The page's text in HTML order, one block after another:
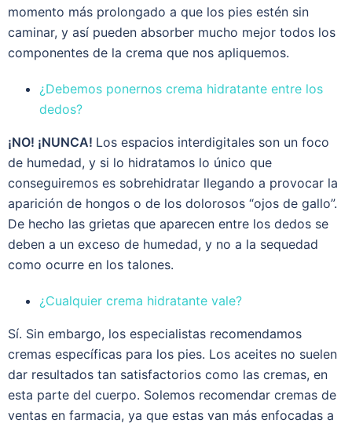
momento más prolongado a que los pies estén sin
caminar, y así pueden absorber mucho mejor todos los
componentes de la crema que nos apliquemos.
¿Debemos ponernos crema hidratante entre los
dedos?
¡NO! ¡NUNCA! Los espacios interdigitales son un foco
de humedad, y si lo hidratamos lo único que
conseguiremos es sobrehidratar llegando a provocar la
aparición de hongos o de los dolorosos “ojos de gallo”.
De hecho las grietas que aparecen entre los dedos se
deben a un exceso de humedad, y no a la sequedad
como ocurre en los talones.
¿Cualquier crema hidratante vale?
Sí. Sin embargo, los especialistas recomendamos
cremas específicas para los pies. Los aceites no suelen
dar resultados tan satisfactorios como las cremas, en
esta parte del cuerpo. Solemos recomendar cremas de
ventas en farmacia, ya que estas van más enfocadas a